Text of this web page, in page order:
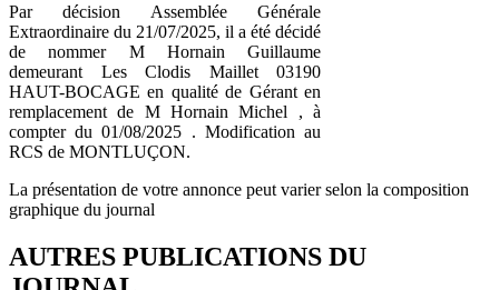
Par décision Assemblée Générale
Extraordinaire du 21/07/2025, il a été décidé
de nommer M Hornain Guillaume
demeurant Les Clodis Maillet 03190
HAUT-BOCAGE en qualité de Gérant en
remplacement de M Hornain Michel , à
compter du 01/08/2025 . Modification au
RCS de MONTLUÇON.
La présentation de votre annonce peut varier selon la composition
graphique du journal
AUTRES PUBLICATIONS DU